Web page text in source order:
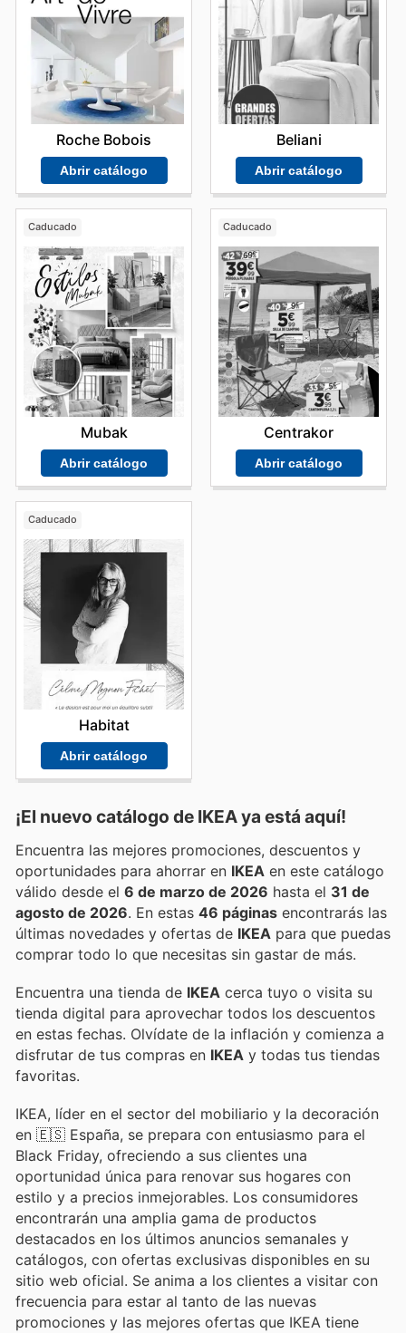
Roche Bobois
Abrir catálogo
Beliani
Abrir catálogo
Caducado
Mubak
Abrir catálogo
Caducado
Centrakor
Abrir catálogo
Caducado
Habitat
Abrir catálogo
¡El nuevo catálogo de IKEAya está aquí!
Encuentra las mejores promociones, descuentos y
oportunidades para ahorrar en IKEA en este catálogo
válido desde el 6 de marzo de 2026 hasta el 31 de
agosto de 2026 . En estas 46 páginas encontrarás las
últimas novedades y ofertas de IKEA para que puedas
comprar todo lo que necesitas sin gastar de más.
Encuentra una tienda de IKEA cerca tuyo o visita su
tienda digital para aprovechar todos los descuentos
en estas fechas. Olvídate de la inflación y comienza a
disfrutar de tus compras en IKEA y todas tus tiendas
favoritas.
IKEA, líder en el sector del mobiliario y la decoración
en 🇪🇸 España, se prepara con entusiasmo para el
Black Friday, ofreciendo a sus clientes una
oportunidad única para renovar sus hogares con
estilo y a precios inmejorables. Los consumidores
encontrarán una amplia gama de productos
destacados en los últimos anuncios semanales y
catálogos, con ofertas exclusivas disponibles en su
sitio web oficial. Se anima a los clientes a visitar con
frecuencia para estar al tanto de las nuevas
promociones y las mejores ofertas que IKEA tiene